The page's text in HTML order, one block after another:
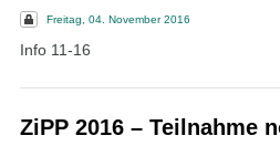
Freitag, 04. November 2016
Info 11-16
ZiPP 2016 – Teilnahme